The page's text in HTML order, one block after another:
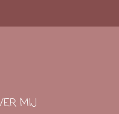
MIJ